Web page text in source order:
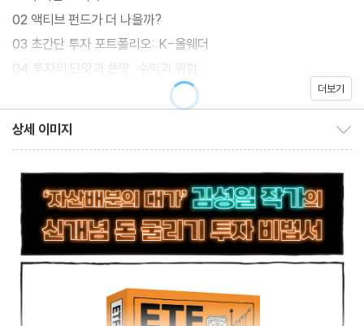
실질적으로 거의 모든 자산군에 투자할 수 있다는 데 있다. 게다가
적은 자금으로도 투자가 가능하다. 만약 여기에 안정성까지 덧붙인
다면 더할 나위 없을 것이다.
로, 레이 달리오가 창업한 브리지워터에서 운용하는 펀드를 한국식
으로 변형한 것이다. 올웨더란 모든 계절을 잘 견딜 수 있는 포트폴
리오를 말한다. 저자는 ETF로 언제든 수익을 낼 수 있는 투자 포트
폴리오는 물론이고 ETF별 수익률을 낱낱이 공개하며 초보자로 하
여금 보다 안전한 투자를 할 수 있게끔 도와준다. 단적으로 책에 나
열된 수익률만 보고도 투자가 가능하다.
02 액티브 펀드가 더 나을까?
03 초간단 투자 포트폴리오: K-올웨더
04 투자의 단맛과 쓴맛: 수익과 위험
05 최적의 투자 비율을 찾으려면
2장 ETF 따라 투자
3장 ETF 기초 학습
01 ETF 초간단 이해하기
02 ETF 시장 소개
03 ETF의 장점
4장 ETF 심화 학습
더보기
상세 이미지